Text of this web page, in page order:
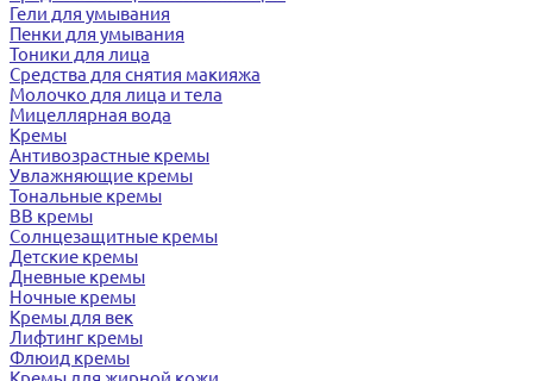
Гели для умывания
Пенки для умывания
Тоники для лица
Средства для снятия макияжа
Молочко для лица и тела
Мицеллярная вода
Кремы
Антивозрастные кремы
Увлажняющие кремы
Тональные кремы
BB кремы
Солнцезащитные кремы
Детские кремы
Дневные кремы
Ночные кремы
Кремы для век
Лифтинг кремы
Флюид кремы